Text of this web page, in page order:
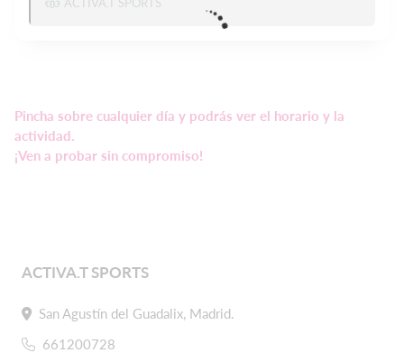
Pincha sobre cualquier día y podrás ver el horario y la
actividad.
¡Ven a probar sin compromiso!
ACTIVA.T SPORTS
San Agustín del Guadalix, Madrid.
661200728